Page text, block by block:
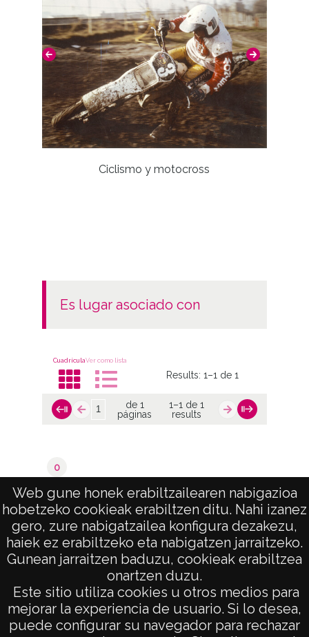
Web gune honek erabiltzailearen nabigazioa
hobetzeko cookieak erabiltzen ditu. Nahi izanez
gero, zure nabigatzailea konfigura dezakezu,
haiek ez erabiltzeko eta nabigatzen jarraitzeko.
Gunean jarraitzen baduzu, cookieak erabiltzea
onartzen duzu.
Este sitio utiliza cookies u otros medios para
mejorar la experiencia de usuario. Si lo desea,
puede configurar su navegador para rechazar
Ciclismo y motocross
es lugar asociado con
CuadrículaVer como lista
Results:1–1 de 1
de 1
páginas
1–1 de 1
results
0
de 1
páginas
1–1 de 1
results
AVISO LEGAL
POLÍTICA DE PRIVACIDAD
ACCESIBILIDAD